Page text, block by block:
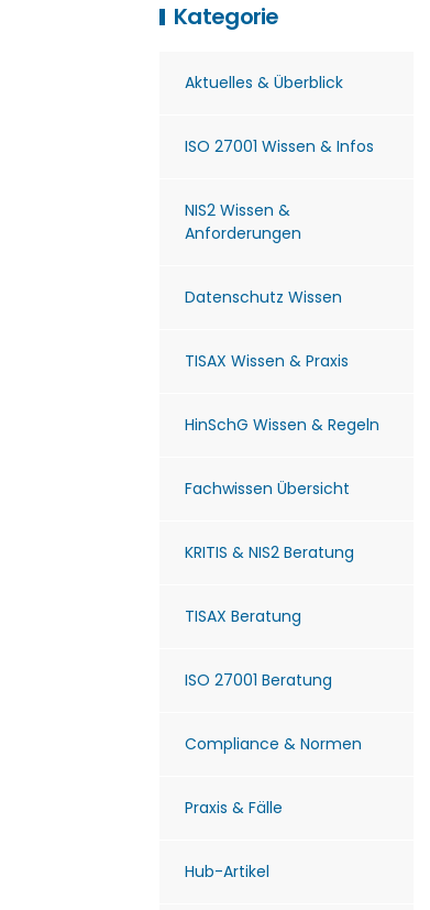
Kategorie
Aktuelles & Überblick
ISO 27001 Wissen & Infos
NIS2 Wissen &
Anforderungen
Datenschutz Wissen
TISAX Wissen & Praxis
HinSchG Wissen & Regeln
Fachwissen Übersicht
KRITIS & NIS2 Beratung
TISAX Beratung
ISO 27001 Beratung
Compliance & Normen
Praxis & Fälle
Hub-Artikel